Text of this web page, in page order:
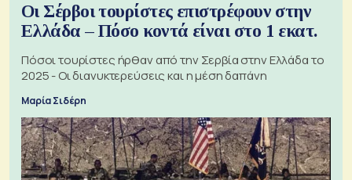
Οι Σέρβοι τουρίστες επιστρέφουν στην
Ελλάδα – Πόσο κοντά είναι στο 1 εκατ.
Πόσοι τουρίστες ήρθαν από την Σερβία στην Ελλάδα το
2025 - Οι διανυκτερεύσεις και η μέση δαπάνη
Μαρία Σιδέρη